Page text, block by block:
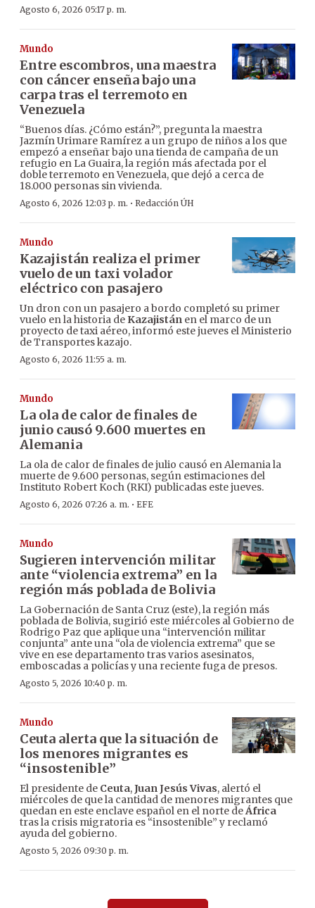
Agosto 6, 2026 05:17 p. m.
Mundo
Entre escombros, una maestra
con cáncer enseña bajo una
carpa tras el terremoto en
Venezuela
“Buenos días. ¿Cómo están?”, pregunta la maestra
Jazmín Urimare Ramírez a un grupo de niños a los que
empezó a enseñar bajo una tienda de campaña de un
refugio en La Guaira, la región más afectada por el
doble terremoto en Venezuela, que dejó a cerca de
18.000 personas sin vivienda.
Agosto 6, 2026 12:03 p. m. · Redacción ÚH
Mundo
Kazajistán realiza el primer
vuelo de un taxi volador
eléctrico con pasajero
Un dron con un pasajero a bordo completó su primer
vuelo en la historia de Kazajistán en el marco de un
proyecto de taxi aéreo, informó este jueves el Ministerio
de Transportes kazajo.
Agosto 6, 2026 11:55 a. m.
Mundo
La ola de calor de finales de
junio causó 9.600 muertes en
Alemania
La ola de calor de finales de julio causó en Alemania la
muerte de 9.600 personas, según estimaciones del
Instituto Robert Koch (RKI) publicadas este jueves.
Agosto 6, 2026 07:26 a. m. · EFE
Mundo
Sugieren intervención militar
ante “violencia extrema” en la
región más poblada de Bolivia
La Gobernación de Santa Cruz (este), la región más
poblada de Bolivia, sugirió este miércoles al Gobierno de
Rodrigo Paz que aplique una “intervención militar
conjunta” ante una “ola de violencia extrema” que se
vive en ese departamento tras varios asesinatos,
emboscadas a policías y una reciente fuga de presos.
Agosto 5, 2026 10:40 p. m.
Mundo
Ceuta alerta que la situación de
los menores migrantes es
“insostenible”
El presidente de Ceuta,Juan Jesús Vivas, alertó el
miércoles de que la cantidad de menores migrantes que
quedan en este enclave español en el norte deÁfrica
tras la crisis migratoria es “insostenible” y reclamó
ayuda del gobierno.
Agosto 5, 2026 09:30 p. m.